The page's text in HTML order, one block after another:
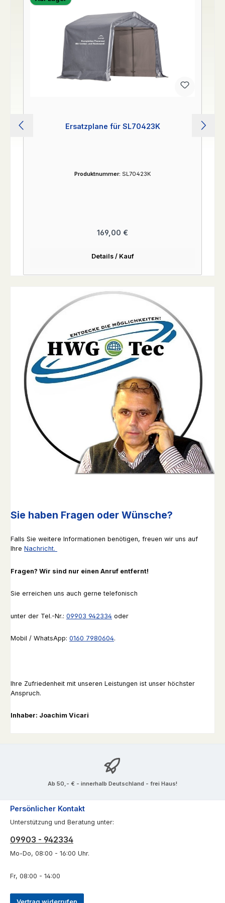
Ersatzplane für SL70423K
Produktnummer: SL70423K
Regulärer Preis:
169,00 €
Details / Kauf
Sie haben Fragen oder Wünsche?
Falls Sie weitere Informationen benötigen, freuen wir uns auf
Ihre Nachricht.
Fragen? Wir sind nur einen Anruf entfernt!
Sie erreichen uns auch gerne telefonisch
unter der Tel.-Nr.: 09903 942334 oder
Mobil / WhatsApp: 0160 7980604.
Ihre Zufriedenheit mit unseren Leistungen ist unser höchster
Anspruch.
Inhaber: Joachim Vicari
Ab 50,- € - innerhalb Deutschland - frei Haus!
Persönlicher Kontakt
Unterstützung und Beratung unter:
09903 - 942334
Mo-Do, 08:00 - 16:00 Uhr.
Fr, 08:00 - 14:00